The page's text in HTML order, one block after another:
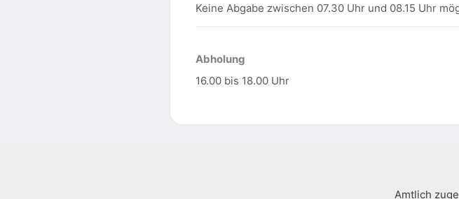
Keine Abgabe zwischen 07.30 Uhr und 08.15 Uhr
Abholung
16.00 bis 18.00 Uhr
Amtlich